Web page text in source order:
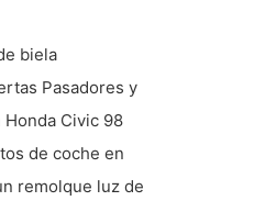
biela
Pasadores y
Civic 98
de coche en
remolque luz de